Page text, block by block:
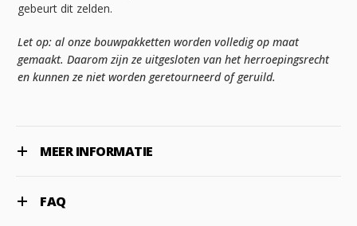
gebeurt dit zelden.
Let op: al onze bouwpakketten worden volledig op maat
gemaakt. Daarom zijn ze uitgesloten van het herroepingsrecht
en kunnen ze niet worden geretourneerd of geruild.
MEER INFORMATIE
FAQ